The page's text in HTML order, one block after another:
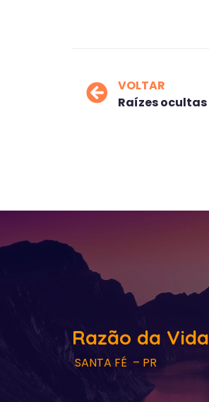
VOLTAR
Raízes ocultas
Razão da Vida
SANTA FÉ – PR